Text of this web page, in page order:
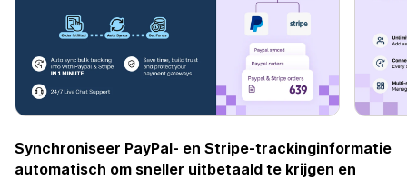
Synchroniseer PayPal- en Stripe-trackinginformatie
automatisch om sneller uitbetaald te krijgen en